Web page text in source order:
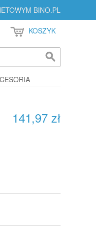
BINO.PL
KOSZYK
141,97 zł